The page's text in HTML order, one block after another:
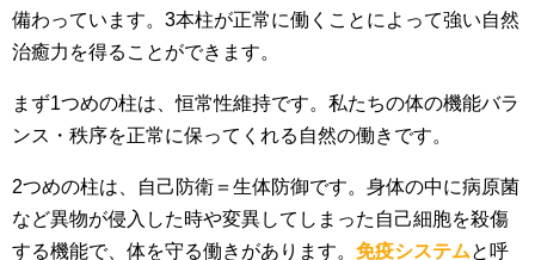
備わっています。3本柱が正常に働くことによって強い自然
治癒力を得ることができます。
まず1つめの柱は、恒常性維持です。私たちの体の機能バラ
ンス・秩序を正常に保ってくれる自然の働きです。
2つめの柱は、自己防衛＝生体防御です。身体の中に病原菌
など異物が侵入した時や変異してしまった自己細胞を殺傷
する機能で、体を守る働きがあります。 免疫システムと呼